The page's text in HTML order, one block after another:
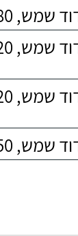
שטוח, ללא דרישות מיוחדות
גג שטוח, כולל התקנת מעמד